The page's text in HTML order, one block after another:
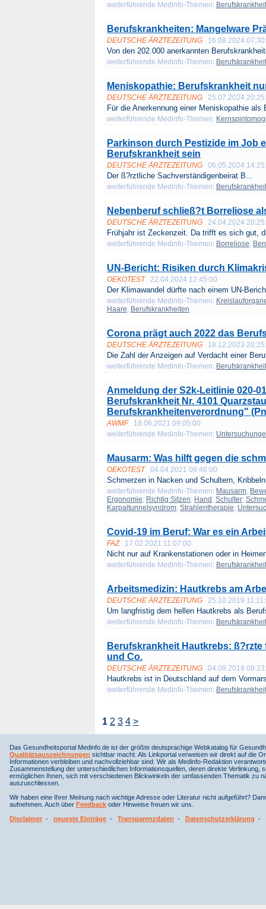
weiterführende Medinfo-Themen:
Berufskrankheiten: Mangelware
DEUTSCHE ÄRZTEZEITUNG 16.08.2024
Von den 202.000 anerkannten
weiterführende Medinfo-Themen:
Meniskopathie: Berufskrankheit
DEUTSCHE ÄRZTEZEITUNG 25.07.2024
Für die Anerkennung einer Meniskopathie als
weiterführende Medinfo-Themen:
Parkinson durch Pestizide im Job
Berufskrankheit sein
DEUTSCHE ÄRZTEZEITUNG 06.05.2024
Der ß?rztliche Sachverständigenbeirat B...
weiterführende Medinfo-Themen:
Nebenberuf schließ?t Borreliose
DEUTSCHE ÄRZTEZEITUNG 24.04.2024
Frühjahr ist Zeckenzeit. Da trifft es sich gut,
weiterführende Medinfo-Themen: Borreliose;
UN-Bericht: Risiken durch
OEKOTEST 22.04.2024 12:45:00
Der Klimawandel dürfte nach einem UN-
weiterführende Medinfo-Themen:
Haare; Berufskrankheiten
Corona prägt auch 2022 das
DEUTSCHE ÄRZTEZEITUNG 18.12.2023
Die Zahl der Anzeigen auf Verdacht einer
weiterführende Medinfo-Themen:
Anmeldung der S2k-Leitlinie 020-
Berufskrankheit Nr. 4101
Berufskrankheitenverordnung"
AWMF
18.06.2021 09:05:00
weiterführende Medinfo-Themen:
Mausarm: Was hilft gegen die
OEKOTEST 04.04.2021 08:46:00
Schmerzen in Nacken und Schultern,
weiterführende Medinfo-Themen: Mausarm;
Ergonomie; Richtig Sitzen; Hand ; Schulter;
Karpaltunnelsyndrom; Strahlentherapie;
Covid-19 im Beruf: War es ein
FAZ 17.02.2021 11:07:00
Nicht nur auf Krankenstationen oder in
weiterführende Medinfo-Themen:
Arbeitsmedizin: Hautkrebs am
DEUTSCHE ÄRZTEZEITUNG 25.10.2019
Um langfristig dem hellen Hautkrebs als
weiterführende Medinfo-Themen:
Berufskrankheit Hautkrebs:
und Co.
DEUTSCHE ÄRZTEZEITUNG 04.09.2019
Hautkrebs ist in Deutschland auf dem
weiterführende Medinfo-Themen:
1 2 3 4 >
Das Gesundheitsportal Medinfo.de ist der größte deutsprachige Webkatalog für
Qualitätsauszeichnungen sichtbar macht. Als Linkportal verweisen wir direkt auf die
Informationen verbleiben und nachvollziehbar sind. Wir als Medinfo-Redaktion
Zusammenstellung der unterschiedlichen Informationsquellen, deren direkte
ermöglichen Ihnen, sich mit verschiedenen Blickwinkeln der umfassenden Thematik
auszuschliessen.
Wir haben eine Ihrer Meinung nach wichtige Adresse oder Literatur nicht aufgeführt?
aufnehmen. Auch über Feedback oder Hinweise freuen wir uns.
Disclaimer - neueste Einträge - Transparenzdaten - Datenschutzerklärung -